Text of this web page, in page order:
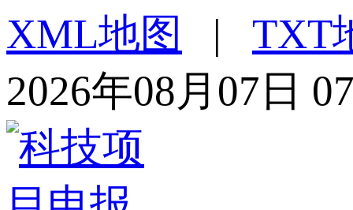
XML地图 | TXT
2026年08月07日